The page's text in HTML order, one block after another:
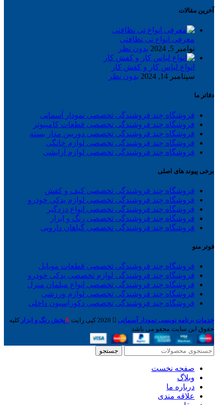
آخرین مقالات
معرفی انواع تی نظافتی
نوامبر 5, 2024
بدون نظر
انواع لباس کار و کفش کار
سپتامبر 14, 2024
بدون نظر
دفاتر ما
فروشگاه چند فروشندگی تخصصی نمودار آسمانی
فروشگاه چند فروشندگی تخصصی قطعات کامپیوتر
فروشگاه چند فروشندگی تخصصی دوربین مدار بسته
فروشگاه چند فروشندگی تخصصی لوازم خانگی
فروشگاه چند فروشندگی تخصصی لوازم آرایشی
برخی پیوند های اصلی
فروشگاه چند فروشندگی تخصصی کیف و کفش
فروشگاه چند فروشندگی تخصصی لوازم یدکی خودرو
فروشگاه چند فروشندگی تخصصی انواع دزدگیر
فروشگاه چند فروشندگی تخصصی رنگ و ابزار
فروشگاه چند فروشندگی تخصصی گیاهان دارویی
فوتر منو
فروشگاه چند فروشندگی تخصصی قطعات موبایل
فروشگاه چند فروشندگی لوازم تخصصی یدکی خودرو
فروشگاه چند فروشندگی تخصصی انواع مبلمان منزل
فروشگاه چند فروشندگی تخصصی لوازم ورزشی
فروشگاه چند فروشندگی تخصصی دکوراسیون داخلی
خدمات برنامه نویسی نمودار آسمانی Xپخش رنگ و ابزار .کلیه
حقوق این سایت محفو می باشد
جستجو
صفحه نخست
وبلاگ
درباره ما
علاقه مندی